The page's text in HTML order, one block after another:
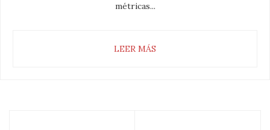
métricas...
LEER MÁS